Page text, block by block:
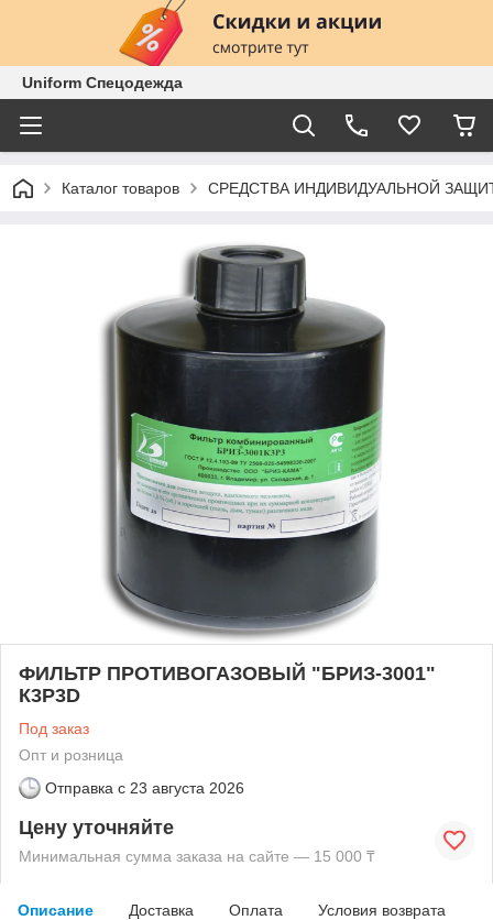
Uniform Спецодежда
Каталог товаров СРЕДСТВА ИНДИВИДУАЛЬНОЙ
ФИЛЬТР ПРОТИВОГАЗОВЫЙ "БРИЗ-3001"
К3Р3D
Под заказ
Опт и розница
Отправка с 23 августа 2026
Цену уточняйте
Минимальная сумма заказа на сайте — 15 000 ₸
Описание Доставка Оплата Условия возврата